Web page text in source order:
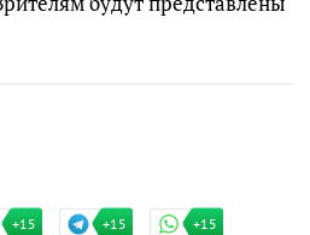
+15 +15 +15